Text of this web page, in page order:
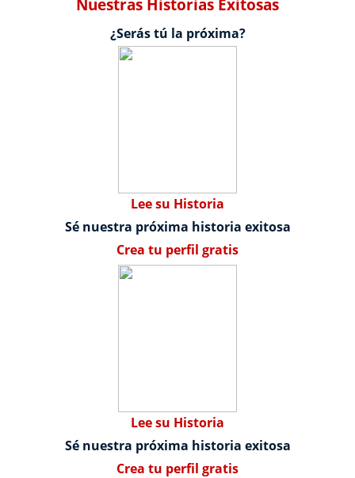
Nuestras Historias Exitosas
¿Serás tú la próxima?
Lee su Historia
Sé nuestra próxima historia exitosa
Crea tu perfil gratis
Lee su Historia
Sé nuestra próxima historia exitosa
Crea tu perfil gratis